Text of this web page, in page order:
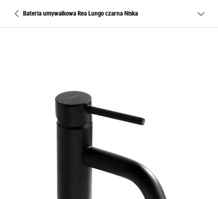
Bateria umywalkowa Rea Lungo czarna Niska